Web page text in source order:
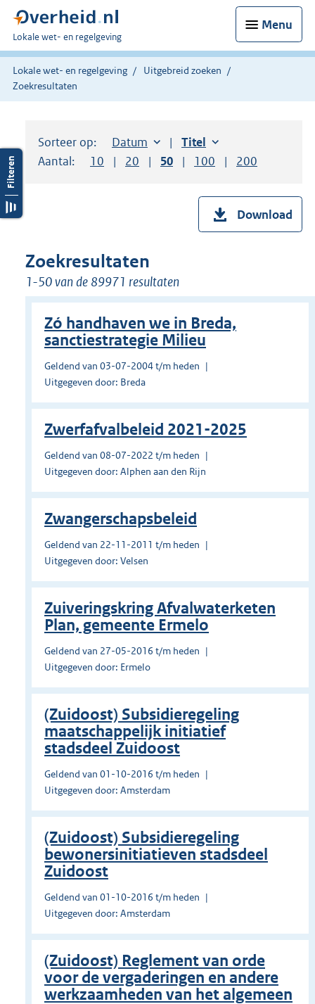
Menu
U
bent
hier:
Lokale wet- en regelgeving
Lokale wet- en regelgeving
Uitgebreid zoeken
Zoekresultaten
Sorteer op: Sorteer op:
Datum aflopendSorteer op:
Titel oplopend
Aantal:
Toon
10 resultaten per pagina
Toon
20 resultaten per pagina
Toon
50 resultaten per pagina
Toon
100 resultaten per
Toon
200
Download
Zoekresultaten
1-50 van de 89971 resultaten
Zó handhaven we in Breda,
sanctiestrategie Milieu
Geldend van 03-07-2004 t/m heden
Uitgegeven door: Breda
Zwerfafvalbeleid 2021-2025
Geldend van 08-07-2022 t/m heden
Uitgegeven door: Alphen aan den Rijn
Zwangerschapsbeleid
Geldend van 22-11-2011 t/m heden
Uitgegeven door: Velsen
Zuiveringskring Afvalwaterketen
Plan, gemeente Ermelo
Geldend van 27-05-2016 t/m heden
Uitgegeven door: Ermelo
(Zuidoost) Subsidieregeling
maatschappelijk initiatief
stadsdeel Zuidoost
Geldend van 01-10-2016 t/m heden
Uitgegeven door: Amsterdam
(Zuidoost) Subsidieregeling
bewonersinitiatieven stadsdeel
Zuidoost
Geldend van 01-10-2016 t/m heden
Uitgegeven door: Amsterdam
(Zuidoost) Reglement van orde
voor de vergaderingen en andere
werkzaamheden van het algemeen